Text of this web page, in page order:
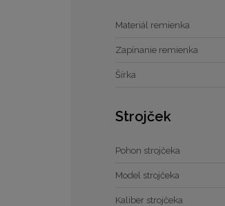
Materiál remienka
Zapínanie remienka
Šírka
Strojček
Pohon strojčeka
Model strojčeka
Kaliber strojčeka